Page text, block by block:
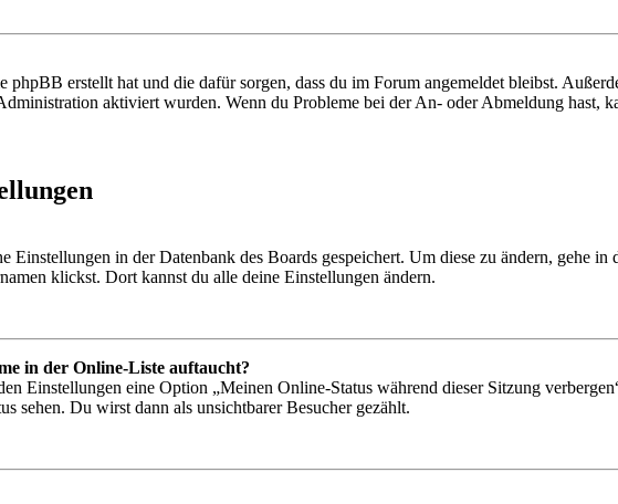
phpBB erstellt hat und die dafür sorgen, dass du im Forum angemeldet bleibst.
aktiviert wurden. Wenn du Probleme bei der An- oder Abmeldung hast,
Einstellungen in der Datenbank des Boards gespeichert. Um diese zu ändern, gehe
klickst. Dort kannst du alle deine Einstellungen ändern.
in der Online-Liste auftaucht?
Einstellungen eine Option „Meinen Online-Status während dieser Sitzung
sehen. Du wirst dann als unsichtbarer Besucher gezählt.